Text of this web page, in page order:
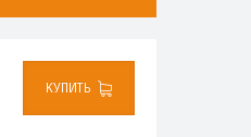
КУПИТЬ